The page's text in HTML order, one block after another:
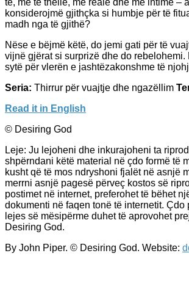
konsiderojmë gjithçka si humbje për të
madh nga të gjithë?
Nëse e bëjmë këtë, do jemi gati për të
vijnë gjërat si surprizë dhe do rebelohemi.
sytë për vlerën e jashtëzakonshme të
Seria: Thirrur për vuajtje dhe ngazëllim
Read it in English
© Desiring God
Leje: Ju lejoheni dhe inkurajoheni ta
shpërndani këtë material në çdo formë të
kusht që të mos ndryshoni fjalët në asnjë
merrni asnjë pagesë përveç kostos së
postimet në internet, preferohet të bëhet
dokumenti në faqen tonë të internetit. Çdo
lejes së mësipërme duhet të aprovohet
Desiring God.
By John Piper. © Desiring God. Website: